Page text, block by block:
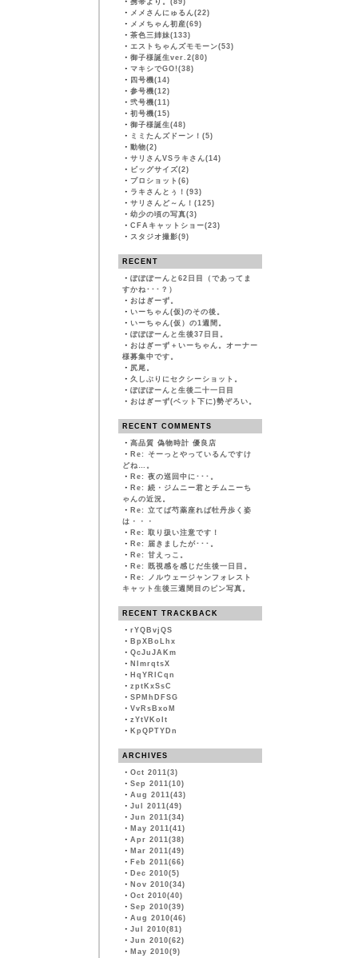
・ 携帯より。(89)
・ メメさんにゅるん(22)
・ メメちゃん初産(69)
・ 茶色三姉妹(133)
・ エストちゃんズモモーン(53)
・ 御子様誕生ver.2(80)
・ マキシでGO!(38)
・ 四号機(14)
・ 参号機(12)
・ 弐号機(11)
・ 初号機(15)
・ 御子様誕生(48)
・ ミミたんズドーン！(5)
・ 動物(2)
・ サリさんVSラキさん(14)
・ ビッグサイズ(2)
・ プロショット(6)
・ ラキさんとぅ！(93)
・ サリさんど～ん！(125)
・ 幼少の頃の写真(3)
・ CFAキャットショー(23)
・ スタジオ撮影(9)
RECENT
・ ぽぽぽーんと62日目（であってま
すかね･･･？）
・ おはぎーず。
・ いーちゃん(仮)のその後。
・ いーちゃん(仮）の1週間。
・ ぽぽぽーんと生後37日目。
・ おはぎーず＋いーちゃん。オーナー
様募集中です。
・ 尻尾。
・ 久しぶりにセクシーショット。
・ ぽぽぽーんと生後二十一日目
・ おはぎーず(ベット下に)勢ぞろい。
RECENT COMMENTS
・ 高品質 偽物時計 優良店
・ Re: そーっとやっているんですけ
どね…。
・ Re: 夜の巡回中に･･･。
・ Re: 続・ジムニー君とチムニーち
ゃんの近況。
・ Re: 立てば芍薬座れば牡丹歩く姿
は・・・
・ Re: 取り扱い注意です！
・ Re: 届きましたが･･･。
・ Re: 甘えっこ。
・ Re: 既視感を感じだ生後一日目。
・ Re: ノルウェージャンフォレスト
キャット生後三週間目のピン写真。
RECENT TRACKBACK
・ rYQBvjQS
・ BpXBoLhx
・ QcJuJAKm
・ NImrqtsX
・ HqYRlCqn
・ zptKxSsC
・ SPMhDFSG
・ VvRsBxoM
・ zYtVKoIt
・ KpQPTYDn
ARCHIVES
・ Oct 2011(3)
・ Sep 2011(10)
・ Aug 2011(43)
・ Jul 2011(49)
・ Jun 2011(34)
・ May 2011(41)
・ Apr 2011(38)
・ Mar 2011(49)
・ Feb 2011(66)
・ Dec 2010(5)
・ Nov 2010(34)
・ Oct 2010(40)
・ Sep 2010(39)
・ Aug 2010(46)
・ Jul 2010(81)
・ Jun 2010(62)
・ May 2010(9)